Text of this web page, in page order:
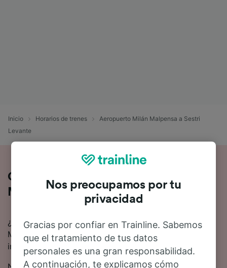
Inicio Horarios de trenes
Aeropuerto Milán Malpensa a Sestri
Levante
Cómo es el viaje de Aeropuerto Milán
Malpensa a Sestri Levante en tren
¿Estás pensando en ir en tren de Aeropuerto Milán
Malpensa a Sestri Levante? Aquí tienes toda la
información.
Nos preocupamos por tu
privacidad
Gracias por confiar en Trainline. Sabemos
que el tratamiento de tus datos
personales es una gran responsabilidad.
A continuación, te explicamos cómo